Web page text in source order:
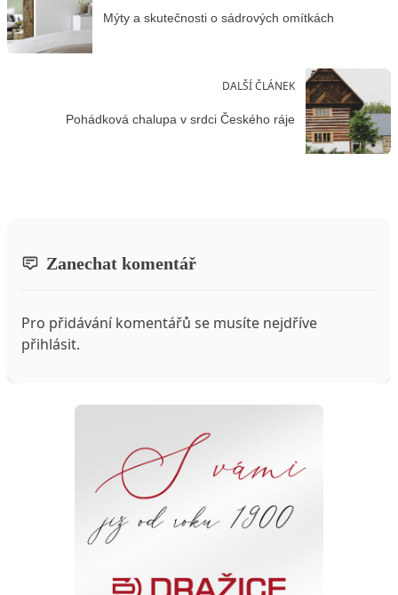
Mýty a skutečnosti o sádrových omítkách
DALŠÍ ČLÁNEK
Pohádková chalupa v srdci Českého ráje
Zanechat komentář
Pro přidávání komentářů se musíte nejdříve
přihlásit.